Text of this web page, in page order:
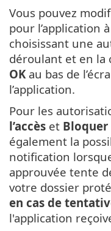
Vous pouvez
pour l’application
choisissant une
déroulant et en la
OKau bas de
l’application.
Pour les
l’accès et Bloquer
également la
notification
approuvée tente
votre dossier
en cas de
l'application